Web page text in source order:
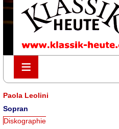
≡
≡
Paola Leolini
Sopran
Diskographie